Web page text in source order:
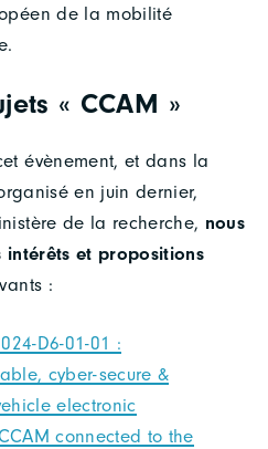
de la mobilité
« CCAM »
évènement, et dans la
en juin dernier,
de la recherche, nous
intérêts et propositions
:
D6-01-01 :
cyber-secure &
electronic
connected to the